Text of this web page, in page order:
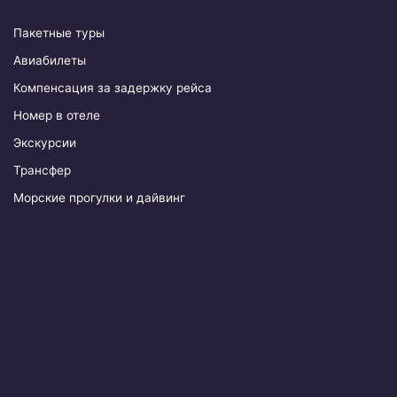
Пакетные туры
Авиабилеты
Компенсация за задержку рейса
Номер в отеле
Экскурсии
Трансфер
Морские прогулки и дайвинг